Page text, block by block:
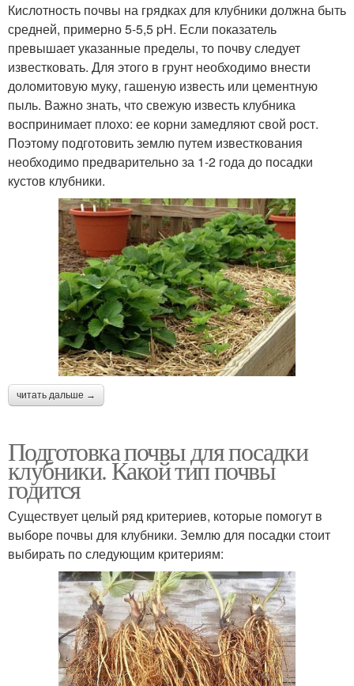
Кислотность почвы на грядках для клубники должна быть
средней, примерно 5-5,5 pH. Если показатель
превышает указанные пределы, то почву следует
известковать. Для этого в грунт необходимо внести
доломитовую муку, гашеную известь или цементную
пыль. Важно знать, что свежую известь клубника
воспринимает плохо: ее корни замедляют свой рост.
Поэтому подготовить землю путем известкования
необходимо предварительно за 1-2 года до посадки
кустов клубники.
читать дальше →
Подготовка почвы для посадки
клубники. Какой тип почвы
годится
Существует целый ряд критериев, которые помогут в
выборе почвы для клубники. Землю для посадки стоит
выбирать по следующим критериям: